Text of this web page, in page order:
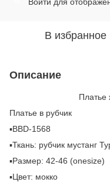
В избранное
Описание
Платье
Платье в рубчик
▪️BBD-1568
▪️Ткань: рубчик мустанг
▪️Размер: 42-46 (onesize)
▪️Цвет: мокко